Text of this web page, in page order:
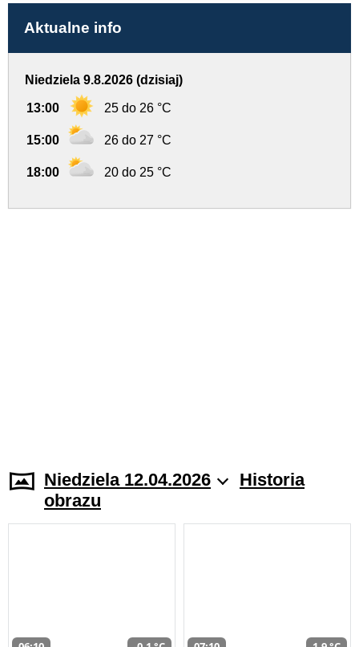
Aktualne info
Niedziela 9.8.2026 (dzisiaj)
13:00 25 do 26 °C
15:00 26 do 27 °C
18:00 20 do 25 °C
Niedziela 12.04.2026
Historia
obrazu